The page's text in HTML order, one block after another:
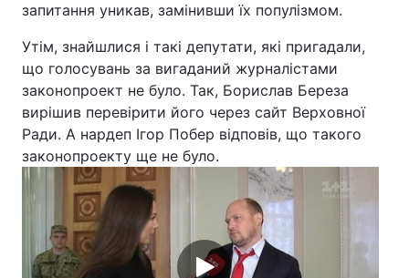
запитання уникав, замінивши їх популізмом.
Утім, знайшлися і такі депутати, які пригадали,
що голосувань за вигаданий журналістами
законопроект не було. Так, Борислав Береза
вирішив перевірити його через сайт Верховної
Ради. А нардеп Ігор Побер відповів, що такого
законопроекту ще не було.